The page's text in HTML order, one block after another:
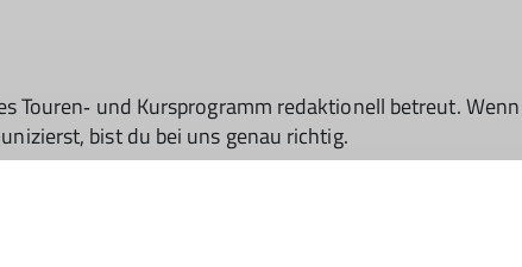
Touren‑ und Kursprogramm redaktionell betreut.
bist du bei uns genau richtig.